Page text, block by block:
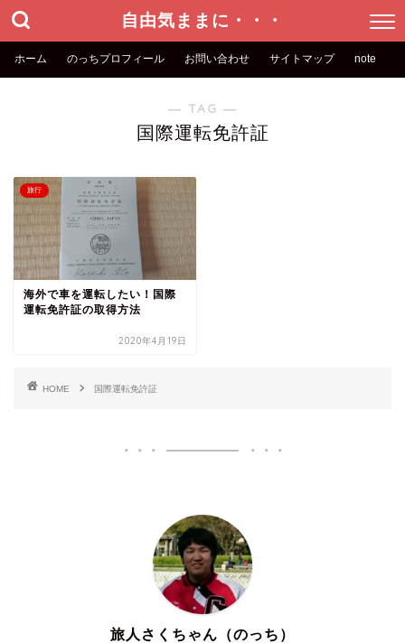
自由気ままに・・・
ホーム のっちプロフィール お問い合わせ サイトマップ note
― TAG ―
国際運転免許証
旅行
海外で車を運転したい！国際
運転免許証の取得方法
2020年4月19日
HOME 国際運転免許証
旅人さくちゃん（のっち）